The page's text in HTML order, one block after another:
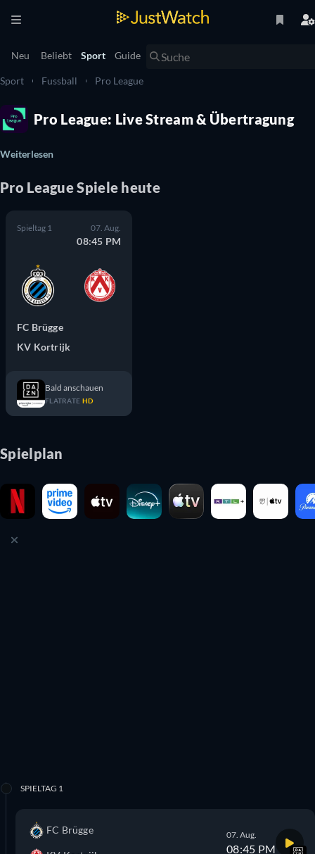
Neu Beliebt Sport Guide
Sport Fussball Pro League
Pro League: Live Stream & Übertragung
Weiterlesen
Pro League Spiele heute
Spieltag 1 07. Aug.
08:45 PM
FC Brügge
KV Kortrijk
Bald anschauen
FLATRATE HD
Spielplan
SPIELTAG 1
FC Brügge 07. Aug.
08:45 PM